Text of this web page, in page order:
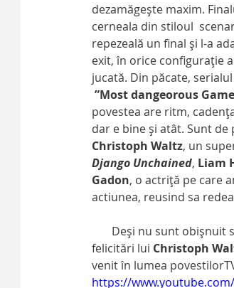
dezamăgeşte maxim.
cerneala din stiloul
repezeală un final şi l-a
exit, în orice configuraţie
jucată. Din păcate,
”Most dangeorous
povestea are ritm,
dar e bine şi atât. Sunt
Christoph Waltz, un
Django Unchained, Liam
Gadon, o actriţă pe care
actiunea, reusind sa
felicitări lui Christoph
venit în lumea
https://www.youtube.com/